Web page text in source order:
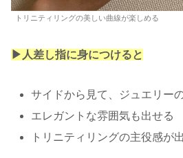
トリニティリングの美しい曲線が楽しめる
▶︎人差し指に身につけると
サイドから見て、ジュエリー
エレガントな雰囲気も出せる
トリニティリングの主役感が